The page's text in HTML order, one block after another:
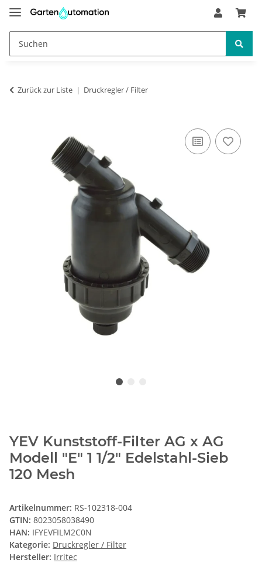
Zurück zur Liste Druckregler / Filter
YEV Kunststoff-Filter AG x AG
Modell "E" 1 1/2" Edelstahl-Sieb
120 Mesh
Artikelnummer: RS-102318-004
GTIN: 8023058038490
HAN: IFYEVFILM2C0N
Kategorie: Druckregler / Filter
Hersteller: Irritec